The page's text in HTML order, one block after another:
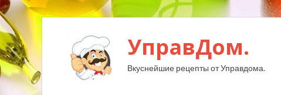
УправДом.
Вкуснейшие рецепты от Управдома.